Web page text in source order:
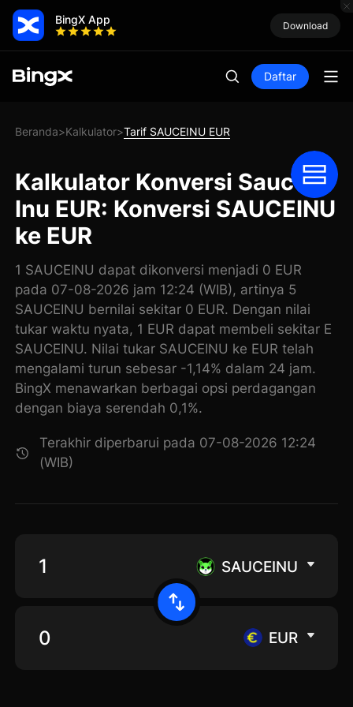
BingX App Download
Daftar
Beranda>Kalkulator>Tarif SAUCEINU EUR
Kalkulator Konversi Sauce
Inu EUR: Konversi SAUCEINU
ke EUR
1 SAUCEINU dapat dikonversi menjadi 0 EUR
pada 07-08-2026 jam 12:24 (WIB), artinya 5
SAUCEINU bernilai sekitar 0 EUR. Dengan nilai
tukar waktu nyata, 1 EUR dapat membeli sekitar E
SAUCEINU. Nilai tukar SAUCEINU ke EUR telah
mengalami turun sebesar -1,14% dalam 24 jam.
BingX menawarkan berbagai opsi perdagangan
dengan biaya serendah 0,1%.
Terakhir diperbarui pada 07-08-2026 12:24
(WIB)
SAUCEINU
EUR